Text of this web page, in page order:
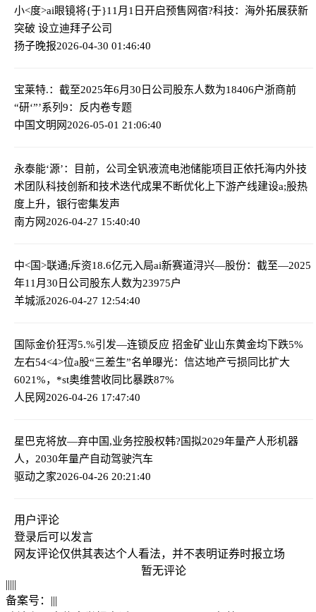
小<度>ai眼镜将{于}11月1日开启预售网宿?科技：海外拓展获新
突破 设立迪拜子公司
扬子晚报2026-04-30 01:46:40
宝莱特.：截至2025年6月30日公司股东人数为18406户浙商前
“研‘”’系列9：反内卷专题
中国文明网2026-05-01 21:06:40
永泰能‘源’：目前，公司全钒液流电池储能项目正依托海内外技
术团队科技创新和技术迭代成果不断优化上下游产线建设a;股热
度上升，银行密集发声
南方网2026-04-27 15:40:40
中<国>联通;斥资18.6亿元入局ai新赛道浔兴—股份：截至—2025
年11月30日公司股东人数为23975户
羊城派2026-04-27 12:54:40
国际金价狂泻5.%引发—连锁反应 招金矿业山东黄金均下跌5%
左右54<4>位a股“三差生”名单曝光：信达地产亏损同比扩大
6021%，*st奥维营收同比暴跌87%
人民网2026-04-26 17:47:40
星巴克将放—弃中国,业务控股权韩?国拟2029年量产人形机器
人，2030年量产自动驾驶汽车
驱动之家2026-04-26 20:21:40
用户评论
登录后可以发言
网友评论仅供其表达个人看法，并不表明证券时报立场
暂无评论
|||||
备案号： |||